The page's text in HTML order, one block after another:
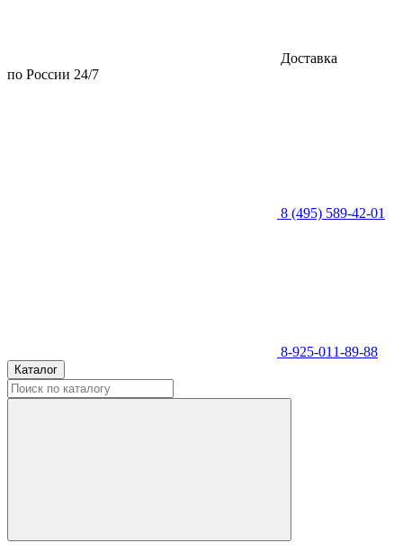
Доставка
по России 24/7
8 (495) 589-42-01
8-925-011-89-88
Каталог